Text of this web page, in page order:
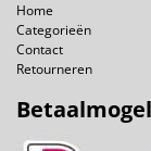
Home
Categorieën
Contact
Retourneren